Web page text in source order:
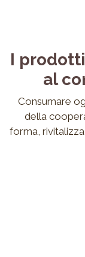
I
al
Consumare
della
forma,